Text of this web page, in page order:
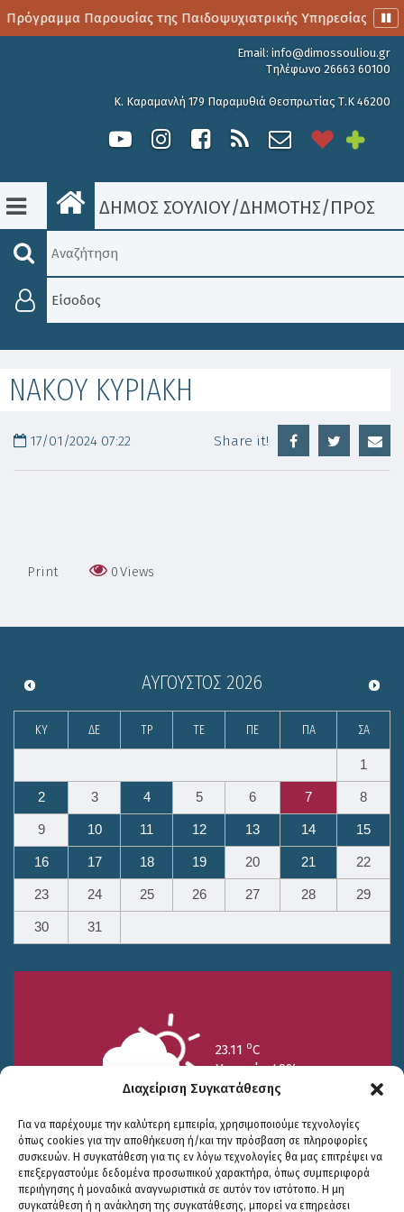
Διαχείριση Συγκατάθεσης
Για να παρέχουμε την καλύτερη εμπειρία, χρησιμοποιούμε τεχνολογίες
όπως cookies για την αποθήκευση ή/και την πρόσβαση σε πληροφορίες
συσκευών. Η συγκατάθεση για τις εν λόγω τεχνολογίες θα μας επιτρέψει να
επεξεργαστούμε δεδομένα προσωπικού χαρακτήρα, όπως συμπεριφορά
περιήγησης ή μοναδικά αναγνωριστικά σε αυτόν τον ιστότοπο. Η μη
συγκατάθεση ή η ανάκληση της συγκατάθεσης, μπορεί να επηρεάσει
Πρόγραμμα Παρουσίας της Παιδοψυχιατρικής Υπηρεσίας
Email: info@dimossouliou.gr
Τηλέφωνο 26663 60100
Κ. Καραμανλή 179 Παραμυθιά Θεσπρωτίας Τ.Κ 46200
ΔΗΜΟΣ ΣΟΥΛΙΟΥ/ΔΗΜΟΤΗΣ/
Είσοδος
ΝΑΚΟΥ ΚΥΡΙΑΚΗ
17/01/2024 07:22 Share it!
Print 0Views
ΑΎΓΟΥΣΤΟΣ 2026
ΚΥ ΔΕ ΤΡ ΤΕ ΠΕ ΠΑ ΣΑ
1
2 3 4 5 6 7 8
9 10 11 12 13 14 15
16 17 18 19 20 21 22
23 24 25 26 27 28 29
30 31
23.11 oC
Υγρασία 49%
25/7
o
26/7
o
27/7
o